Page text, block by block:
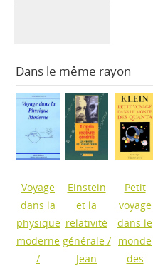
Dans le même rayon
Voyage
dans la
physique
moderne
/
Einstein
et la
relativité
générale/
Jean
Petit
voyage
dans le
monde
des